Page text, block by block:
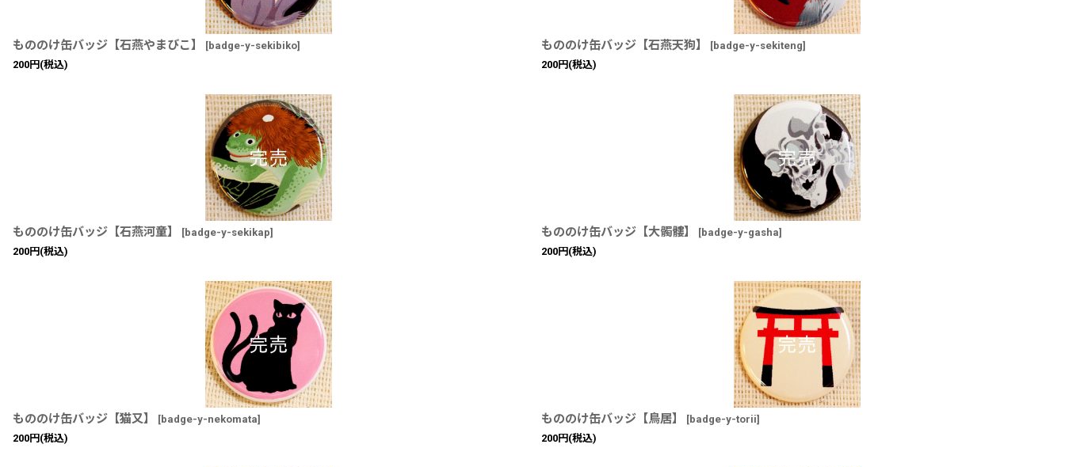
もののけ缶バッジ【石燕やまびこ】 [badge-y-sekibiko]
200円 (税込)
もののけ缶バッジ【石燕天狗】 [badge-y-sekiteng]
200円 (税込)
もののけ缶バッジ【石燕河童】 [badge-y-sekikap]
200円 (税込)
もののけ缶バッジ【大髑髏】 [badge-y-gasha]
200円 (税込)
もののけ缶バッジ【猫又】 [badge-y-nekomata]
200円 (税込)
もののけ缶バッジ【鳥居】 [badge-y-torii]
200円 (税込)